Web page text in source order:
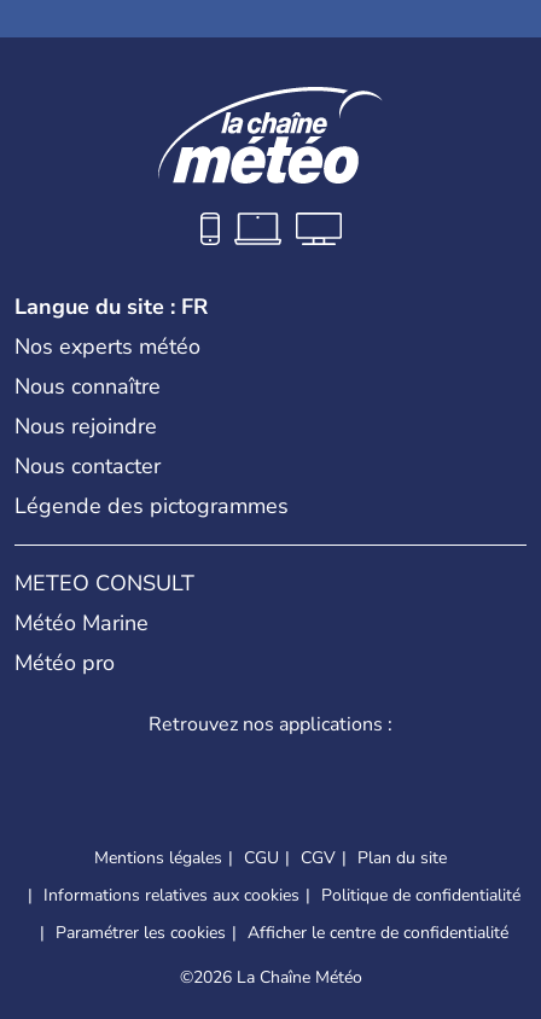
Langue du site : FR
Nos experts météo
Nous connaître
Nous rejoindre
Nous contacter
Légende des pictogrammes
METEO CONSULT
Météo Marine
Météo pro
Retrouvez nos applications :
Mentions légales CGU CGV
Plan du site
Informations relatives aux cookies
Politique de confidentialité
Paramétrer les cookies
Afficher le centre de confidentialité
©2026 La Chaîne Météo